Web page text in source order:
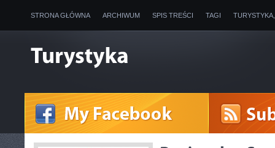
STRONA GŁÓWNA ARCHIWUM SPIS TREŚCI TAGI